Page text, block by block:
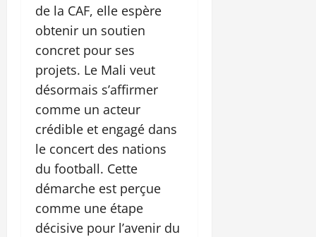
de la CAF, elle espère
obtenir un soutien
concret pour ses
projets. Le Mali veut
désormais s’affirmer
comme un acteur
crédible et engagé dans
le concert des nations
du football. Cette
démarche est perçue
comme une étape
décisive pour l’avenir du